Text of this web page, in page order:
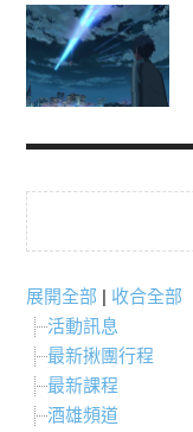
展開全部 | 收合全部
活動訊息
最新揪團行程
最新課程
酒雄頻道